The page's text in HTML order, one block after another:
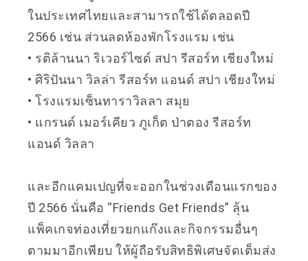
ในประเทศไทยและสามารถใช้ได้ตลอดปี
2566 เช่น ส่วนลดห้องพักโรงแรม เช่น
• รติล้านนา ริเวอร์ไซด์ สปา รีสอร์ท เชียงใหม่
• ศิริปันนา วิลล่า รีสอร์ท แอนด์ สปา เชียงใหม่
• โรงแรมเซ็นทาราวิลลา สมุย
• แกรนด์ เมอร์เคียว ภูเก็ต ป่าตอง รีสอร์ท
แอนด์ วิลลา
และอีกแคมเปญที่จะออกในช่วงเดือนแรกของ
ปี 2566 นั่นคือ “Friends Get Friends” ลุ้น
แพ็คเกจท่องเที่ยวยกแก๊งและกิจกรรมอื่นๆ
ตามมาอีกเพียบ ให้ผู้ถือรับสิทธิพิเศษจัดเต็มส่ง